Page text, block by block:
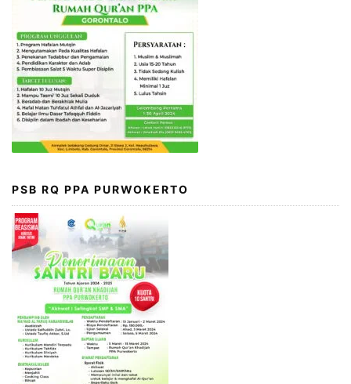
PSB RQ PPA PURWOKERTO